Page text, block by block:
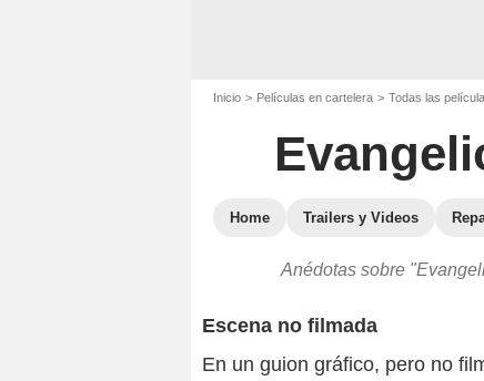
Inicio Películas en cartelera Todas las
Home Trailers y Videos
Anédotas sobre
Escena no filmada
En un guion gráfico, pero no